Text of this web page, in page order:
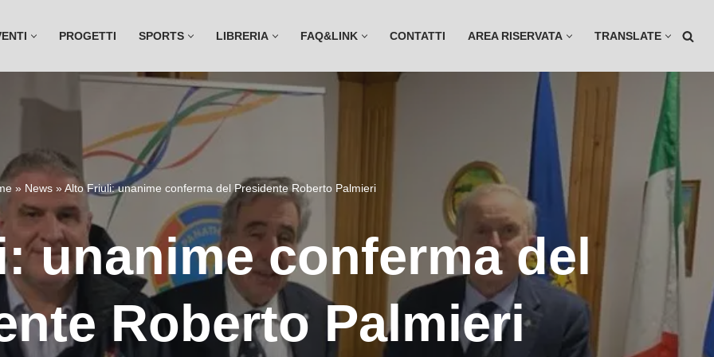
PROGETTI SPORTS LIBRERIA FAQ&LINK CONTATTI AREA RISERVATA TRANSLATE
» News»Alto Friuli: unanime conferma del Presidente Roberto Palmieri
unanime conferma del
Roberto Palmieri